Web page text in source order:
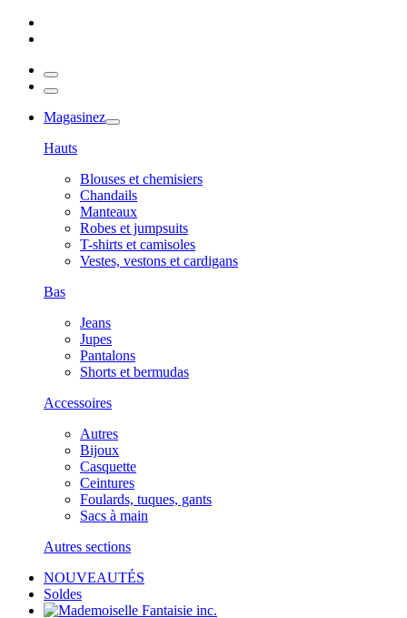
Magasinez
Hauts
Blouses et chemisiers
Chandails
Manteaux
Robes et jumpsuits
T-shirts et camisoles
Vestes, vestons et cardigans
Bas
Jeans
Jupes
Pantalons
Shorts et bermudas
Accessoires
Autres
Bijoux
Casquette
Ceintures
Foulards, tuques, gants
Sacs à main
Autres sections
NOUVEAUTÉS
Soldes